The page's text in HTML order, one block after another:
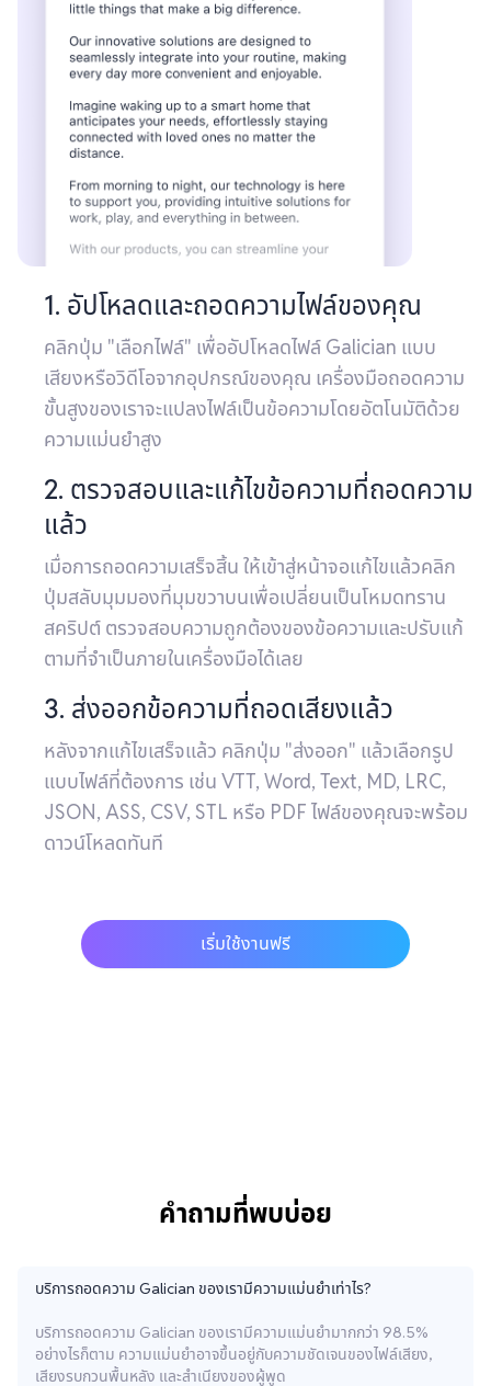
1. อัปโหลดและถอดความไฟล์ของคุณ
คลิกปุ่ม "เลือกไฟล์" เพื่ออัปโหลดไฟล์ Galician แบบ
เสียงหรือวิดีโอจากอุปกรณ์ของคุณ เครื่องมือถอดความ
ขั้นสูงของเราจะแปลงไฟล์เป็นข้อความโดยอัตโนมัติด้วย
ความแม่นยำสูง
2. ตรวจสอบและแก้ไขข้อความที่ถอดความ
แล้ว
เมื่อการถอดความเสร็จสิ้น ให้เข้าสู่หน้าจอแก้ไขแล้วคลิก
ปุ่มสลับมุมมองที่มุมขวาบนเพื่อเปลี่ยนเป็นโหมดทราน
สคริปต์ ตรวจสอบความถูกต้องของข้อความและปรับแก้
ตามที่จำเป็นภายในเครื่องมือได้เลย
3. ส่งออกข้อความที่ถอดเสียงแล้ว
หลังจากแก้ไขเสร็จแล้ว คลิกปุ่ม "ส่งออก" แล้วเลือกรูป
แบบไฟล์ที่ต้องการ เช่น VTT, Word, Text, MD, LRC,
JSON, ASS, CSV, STL หรือ PDF ไฟล์ของคุณจะพร้อม
ดาวน์โหลดทันที
เริ่มใช้งานฟรี
คำถามที่พบบ่อย
บริการถอดความ Galician ของเรามีความแม่นยำเท่าไร?
บริการถอดความ Galician ของเรามีความแม่นยำมากกว่า 98.5%
อย่างไรก็ตาม ความแม่นยำอาจขึ้นอยู่กับความชัดเจนของไฟล์เสียง,
เสียงรบกวนพื้นหลัง และสำเนียงของผู้พูด